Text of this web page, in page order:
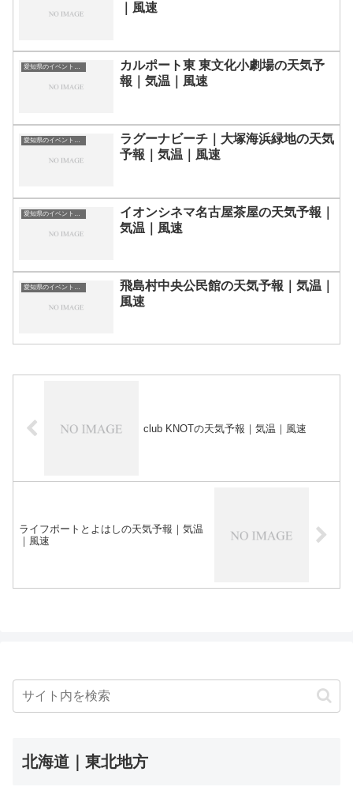
｜風速
愛知県のイベント会場一覧
カルポート東 東文化小劇場の天気予
報｜気温｜風速
ラグーナビーチ｜大塚海浜緑地の天気
予報｜気温｜風速
イオンシネマ名古屋茶屋の天気予報｜
気温｜風速
飛島村中央公民館の天気予報｜気温｜
風速
club KNOTの天気予報｜気温｜風速
ライフポートとよはしの天気予報｜気温
｜風速
北海道｜東北地方